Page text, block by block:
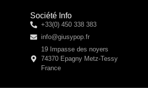
Société Info
+33(0) 450 338 383
info@giusypop.fr
19 Impasse des noyers
74370 Epagny Metz-Tessy
France